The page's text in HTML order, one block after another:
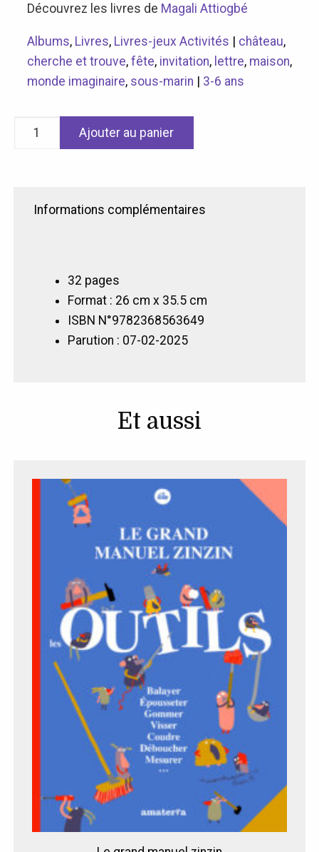
Découvrez les livres de Magali Attiogbé
Albums, Livres, Livres-jeux Activités château,
cherche et trouve, fête, invitation, lettre, maison,
monde imaginaire, sous-marin 3-6 ans
Léon
Ajouter au panier
Informations complémentaires
32 pages
Format : 26 cm x 35.5 cm
ISBN N°9782368563649
Parution : 07-02-2025
Et aussi